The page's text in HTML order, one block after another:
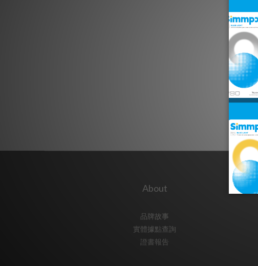
About
品牌故事
實體據點查詢
證書報告